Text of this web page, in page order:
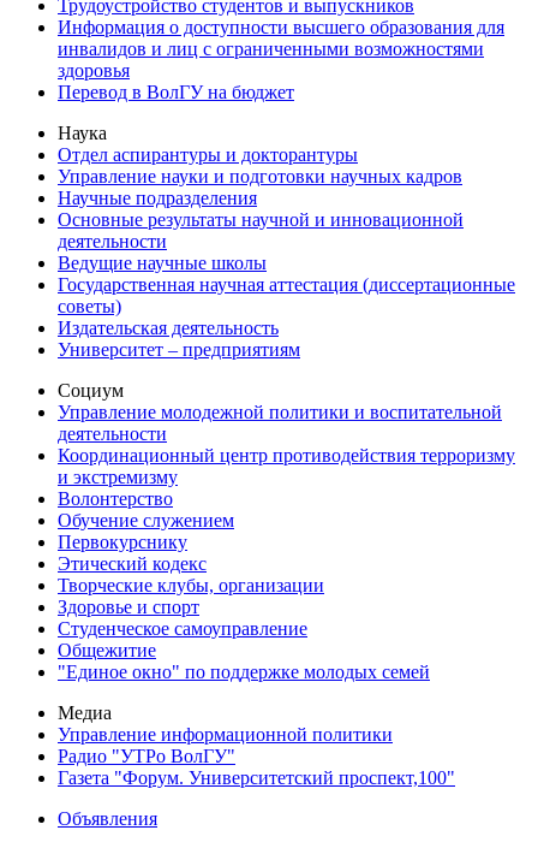
Трудоустройство студентов и выпускников
Информация о доступности высшего образования для
инвалидов и лиц с ограниченными возможностями
здоровья
Перевод в ВолГУ на бюджет
Наука
Отдел аспирантуры и докторантуры
Управление науки и подготовки научных кадров
Научные подразделения
Основные результаты научной и инновационной
деятельности
Ведущие научные школы
Государственная научная аттестация (диссертационные
советы)
Издательская деятельность
Университет – предприятиям
Социум
Управление молодежной политики и воспитательной
деятельности
Координационный центр противодействия терроризму
и экстремизму
Волонтерство
Обучение служением
Первокурснику
Этический кодекс
Творческие клубы, организации
Здоровье и спорт
Студенческое самоуправление
Общежитие
"Единое окно" по поддержке молодых семей
Медиа
Управление информационной политики
Радио "УТРо ВолГУ"
Газета "Форум. Университетский проспект,100"
Объявления